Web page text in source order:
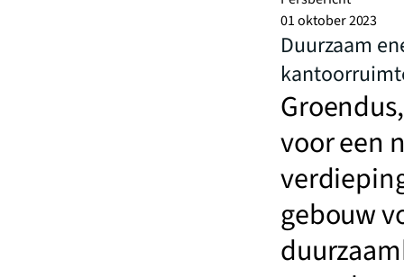
01 oktober 2023
Duurzaam
voor een
gebouw